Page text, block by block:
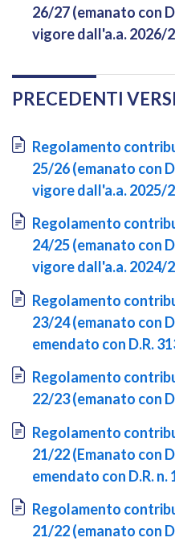
26/27 (emanato con
vigore dall'a.a. 2026/
PRECEDENTI
Document
Regolamento
25/26 (emanato con
vigore dall'a.a. 2025/
Document
Regolamento
24/25 (emanato con
vigore dall'a.a. 2024/
Document
Regolamento
23/24 (emanato con
emendato con D.R.
Document
Regolamento
22/23 (emanato con
Document
Regolamento
21/22 (Emanato con
emendato con D.R.
Document
Regolamento
21/22 (emanato con